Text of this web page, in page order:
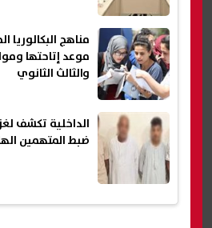
موعد إتاحتها
والثالث الثانوي
الداخلية تكشف
ضبط المتهمين